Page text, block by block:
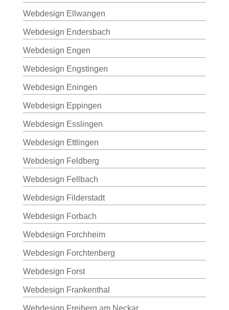
Webdesign Ellwangen
Webdesign Endersbach
Webdesign Engen
Webdesign Engstingen
Webdesign Eningen
Webdesign Eppingen
Webdesign Esslingen
Webdesign Ettlingen
Webdesign Feldberg
Webdesign Fellbach
Webdesign Filderstadt
Webdesign Forbach
Webdesign Forchheim
Webdesign Forchtenberg
Webdesign Forst
Webdesign Frankenthal
Webdesign Freiberg am Neckar